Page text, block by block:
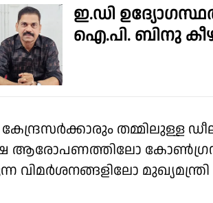
ഇ.ഡി
ഐ.പി. ബിനു
കേന്ദ്രസർക്കാരും തമ്മിലുള്ള
ആരോപണത്തിലോ
മുഖ്യമന്ത്രി